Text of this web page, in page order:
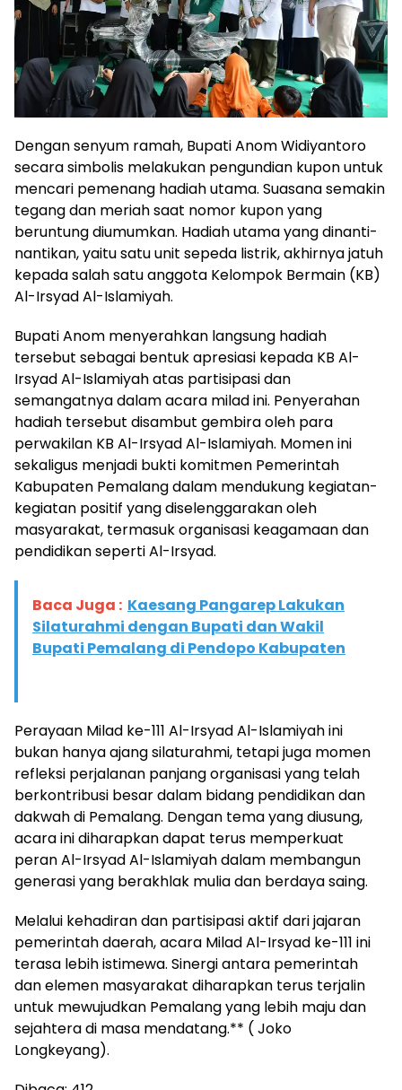
Dengan senyum ramah, Bupati Anom Widiyantoro
secara simbolis melakukan pengundian kupon untuk
mencari pemenang hadiah utama. Suasana semakin
tegang dan meriah saat nomor kupon yang
beruntung diumumkan. Hadiah utama yang dinanti-
nantikan, yaitu satu unit sepeda listrik, akhirnya jatuh
kepada salah satu anggota Kelompok Bermain (KB)
Al-Irsyad Al-Islamiyah.
Bupati Anom menyerahkan langsung hadiah
tersebut sebagai bentuk apresiasi kepada KB Al-
Irsyad Al-Islamiyah atas partisipasi dan
semangatnya dalam acara milad ini. Penyerahan
hadiah tersebut disambut gembira oleh para
perwakilan KB Al-Irsyad Al-Islamiyah. Momen ini
sekaligus menjadi bukti komitmen Pemerintah
Kabupaten Pemalang dalam mendukung kegiatan-
kegiatan positif yang diselenggarakan oleh
masyarakat, termasuk organisasi keagamaan dan
pendidikan seperti Al-Irsyad.
Baca Juga : Kaesang Pangarep Lakukan
Silaturahmi dengan Bupati dan Wakil
Bupati Pemalang di Pendopo Kabupaten
Perayaan Milad ke-111 Al-Irsyad Al-Islamiyah ini
bukan hanya ajang silaturahmi, tetapi juga momen
refleksi perjalanan panjang organisasi yang telah
berkontribusi besar dalam bidang pendidikan dan
dakwah di Pemalang. Dengan tema yang diusung,
acara ini diharapkan dapat terus memperkuat
peran Al-Irsyad Al-Islamiyah dalam membangun
generasi yang berakhlak mulia dan berdaya saing.
Melalui kehadiran dan partisipasi aktif dari jajaran
pemerintah daerah, acara Milad Al-Irsyad ke-111 ini
terasa lebih istimewa. Sinergi antara pemerintah
dan elemen masyarakat diharapkan terus terjalin
untuk mewujudkan Pemalang yang lebih maju dan
sejahtera di masa mendatang.** ( Joko
Longkeyang).